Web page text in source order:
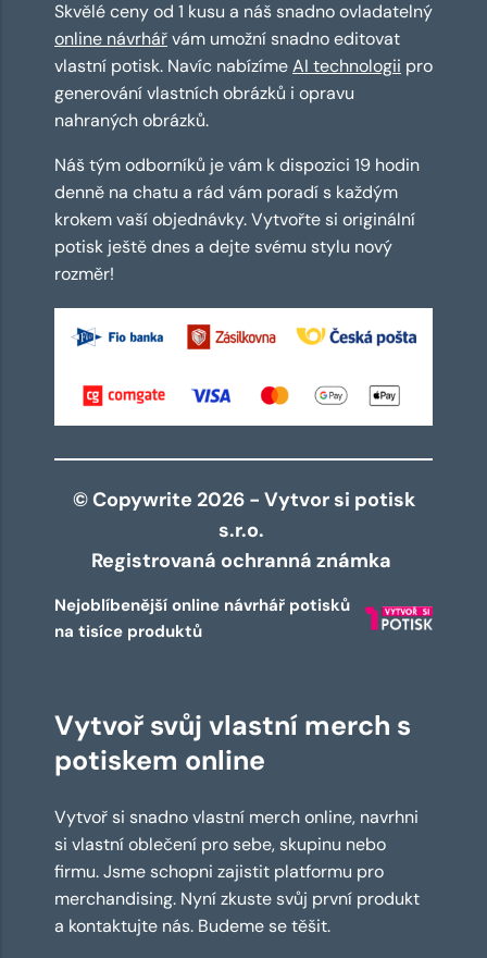
Skvělé ceny od 1 kusu a náš snadno ovladatelný
online návrhářvám umožní snadno editovat
vlastní potisk. Navíc nabízímeAI technologii pro
generování vlastních obrázků i opravu
nahraných obrázků.
Náš tým odborníků je vám k dispozici 19 hodin
denně na chatu a rád vám poradí s každým
krokem vaší objednávky. Vytvořte si originální
potisk ještě dnes a dejte svému stylu nový
rozměr!
© Copywrite 2026 - Vytvor si potisk
s.r.o.
Registrovaná ochranná známka
Nejoblíbenější online návrhář potisků
na tisíce produktů
Vytvoř svůj vlastní merch s
potiskem online
Vytvoř si snadno vlastní merch online, navrhni
si vlastní oblečení pro sebe, skupinu nebo
firmu. Jsme schopni zajistit platformu pro
merchandising. Nyní zkuste svůj první produkt
a kontaktujte nás. Budeme se těšit.